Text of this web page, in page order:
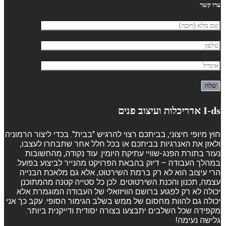
צרו קשר
I-ds אדריכלות ועיצוב פנים
חוץ מיופי חיצוני, בביתכם רצוי להרגיש "בבית". בכדי ליצור הרמוניה
ולאזן את האנרגיות בביתכם או בכל חלל אחר שתבחרו לעצבו,
נעזר בתורת הפנג-שוויי עתיקת היומין. עוד נקודה, מהחשובות
במהלך העבודה – דיוק בהבאת הפרויקט מהנייר לביצוע בפועל.
הרי עיצוב הוא לא רק ברמת השירטוט, אלא גם מלאכת הבנייה
עצמה, תכנון והכנת השירטוטים. לכן כל סטייה קטנה מהמתוכנן
יכולה לא רק לפגוע ברושם הוויזואלי של העבודה המוגמרת אלא
יכולה גם להוות מחסום של ממש בשלב הגימור הסופי. עקב כך אני
מקפידה שכל השלבים יתבצעו בצורה יסודית ודייקנית ביותר.
גלישה נעימה!